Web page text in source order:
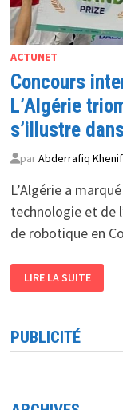
ACTUNET
Concours
L’Algérie
s’illustre
parAbderrafiq
L’Algérie a
technologie et de
de robotique en
INTERNATIONAL
DE
EN
CORÉE
DANS
LIRE LA SUITE
PUBLICITÉ